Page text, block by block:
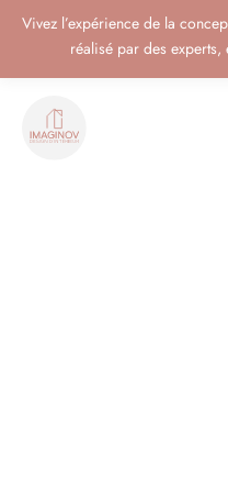
Vivez l’expérience de la
réalisé par des